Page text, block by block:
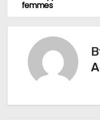
l’article
femmes